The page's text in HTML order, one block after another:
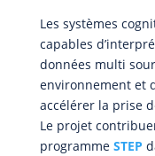
Les systèmes
capables
données multi
environnement et
accélérer la prise
Le projet
programme STEP